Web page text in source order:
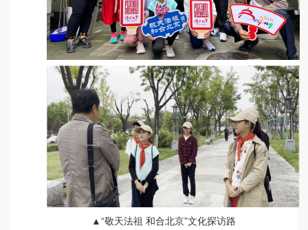
▲“敬天法祖 和合北京”文化探访路